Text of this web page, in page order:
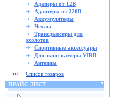
Адаперы от 12В
Адаптеры от 220В
Аккумуляторы
Чехлы
Трансдьюсеры для
эхолотов
Спортивные аксессуары
Для экшн-камеры VIRB
Антенны
Список товаров
ПРАЙС ЛИСТ